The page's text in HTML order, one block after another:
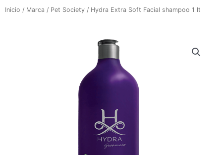
Inicio / Marca / Pet Society / Hydra Extra Soft Facial shampoo 1 lt